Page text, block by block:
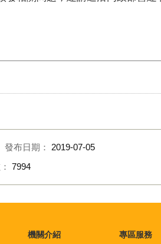
發布日期： 2019-07-05
7994
機關介紹 專區服務